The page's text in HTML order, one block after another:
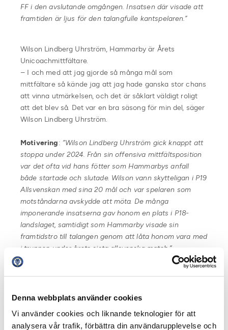
Denna webbplats använder cookies
Vi använder cookies och liknande teknologier för att
analysera vår trafik, förbättra din användarupplevelse och
FF i den avslutande omgången. Insatsen där visade att
framtiden är ljus för den talangfulle kantspelaren.”
Wilson Lindberg Uhrström, Hammarby är Årets
Unicoachmittfältare.
– I och med att jag gjorde så många mål som
mittfältare så kände jag att jag hade ganska stor chans
att vinna utmärkelsen, och det är såklart väldigt roligt
att det blev så. Det var en bra säsong för min del, säger
Wilson Lindberg Uhrström.
Motivering: ”Wilson Lindberg Uhrström gick knappt att
stoppa under 2024. Från sin offensiva mittfältsposition
var det ofta vid hans fötter som Hammarbys anfall
både startade och slutade. Wilson vann skytteligan i P19
Allsvenskan med sina 20 mål och var spelaren som
motståndarna avskydde att möta. De många
imponerande insatserna gav honom en plats i P18-
landslaget, samtidigt som Hammarby visade sin
framtidstro till talangen genom att låta honom vara med
i truppen under årets sista allsvenska match.”
Baker Amer, Helsingborgs IF är Årets Unicoachforward.
jag är stolt över mig själv. Det är ett bevis på att jag
gjort en bra säsong, och det ger mig både
självförtroende och motivation att köra vidare, säger